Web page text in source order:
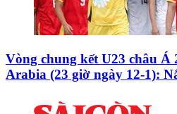
Vòng chung kết U23 châu Á
Arabia (23 giờ ngày 12-1):